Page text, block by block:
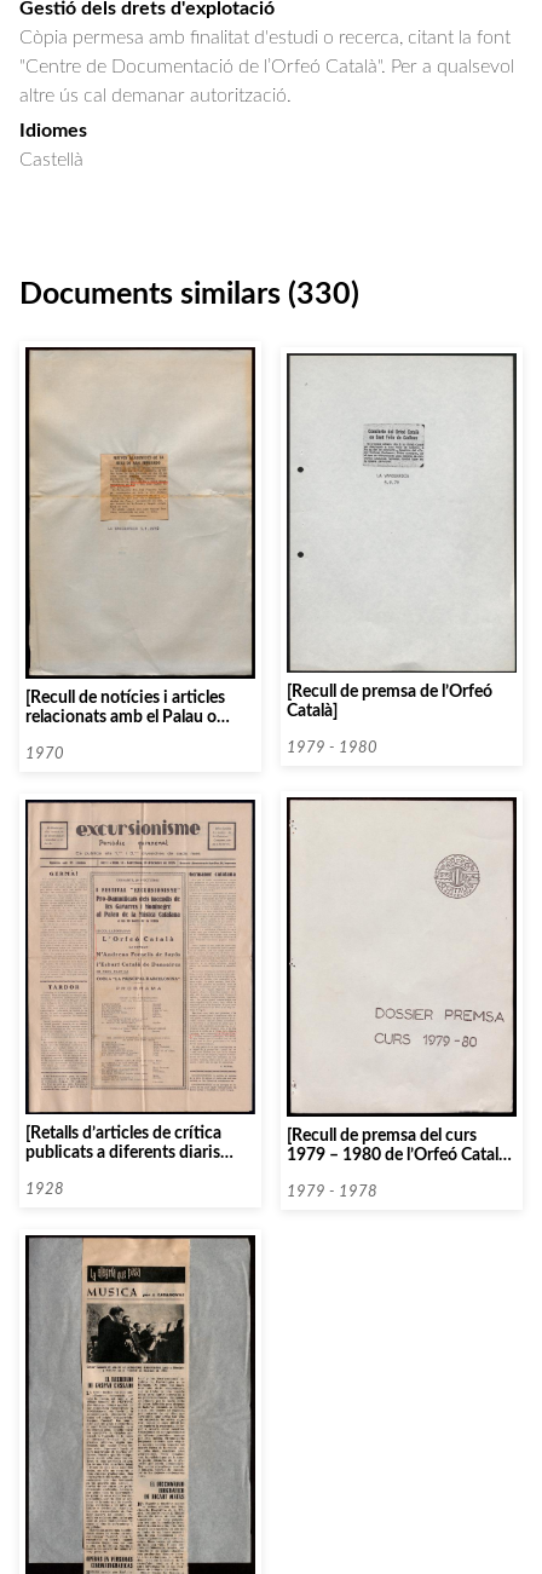
Gestió dels drets d'explotació
Còpia permesa amb finalitat d'estudi o recerca, citant la font
"Centre de Documentació de l’Orfeó Català". Per a qualsevol
altre ús cal demanar autorització.
Idiomes
Castellà
Documents similars (330)
[Recull de notícies i articles
relacionats amb el Palau o
1970
[Recull de premsa de l’Orfeó
Català]
1979 - 1980
[Retalls d’articles de crítica
publicats a diferents diaris
Català. Octubre-desembre
1928
[Recull de premsa del curs
1979 – 1980 de l’Orfeó Català i
1976]
1979 - 1978